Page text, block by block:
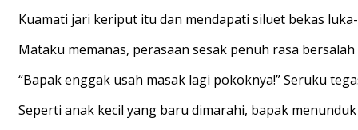
Kuamati jari keriput itu dan mendapati siluet bekas
Mataku memanas, perasaan sesak penuh rasa
“Bapak enggak usah masak lagi pokoknya!” Seruku
Seperti anak kecil yang baru dimarahi, bapak